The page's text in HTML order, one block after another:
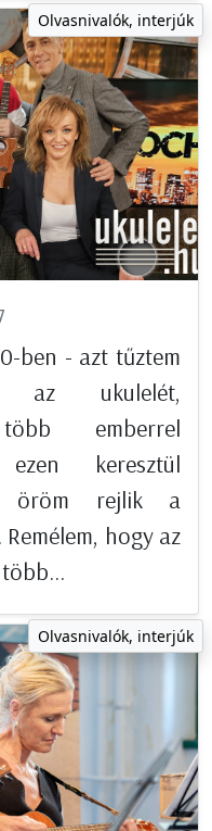
Olvasnivalók, interjúk
ben - azt tűztem
ukulelét,
emberrel
ezen keresztül
öröm rejlik a
hogy az
Olvasnivalók, interjúk